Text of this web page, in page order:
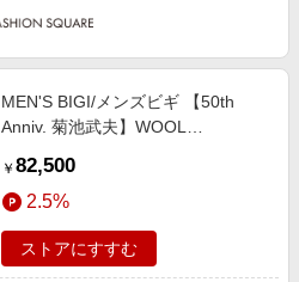
MEN'S BIGI/メンズビギ 【50th
Anniv. 菊池武夫】WOOL
２
￥ 82,500
2.5%
ストアにすすむ